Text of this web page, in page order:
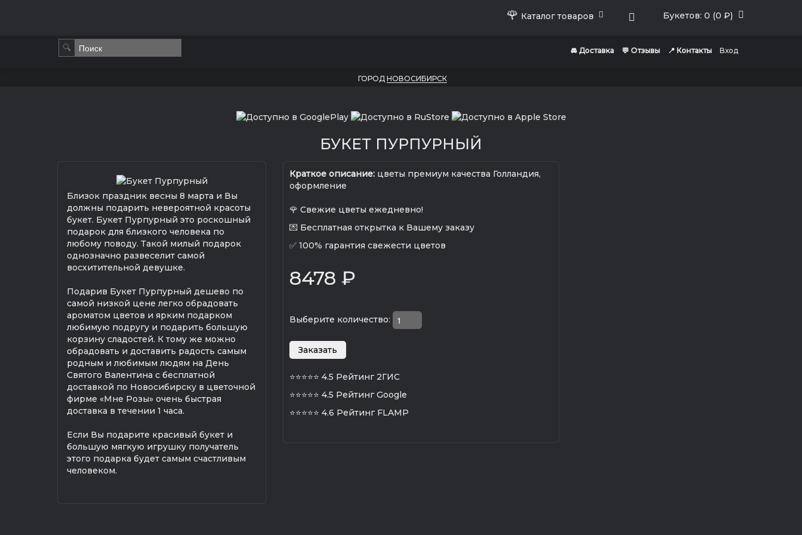
Букетов: 0 (0 ₽)
🌹 Каталог товаров
🚘 Доставка 💬 Отзывы 📍 Контакты Вход
🔍
ГОРОД НОВОСИБИРСК
БУКЕТ ПУРПУРНЫЙ
Близок праздник весны 8 марта и Вы
должны подарить невероятной красоты
букет. Букет Пурпурный это роскошный
подарок для близкого человека по
любому поводу. Такой милый подарок
однозначно развеселит самой
восхитительной девушке.
Подарив Букет Пурпурный дешево по
самой низкой цене легко обрадовать
ароматом цветов и ярким подарком
любимую подругу и подарить большую
корзину сладостей. К тому же можно
обрадовать и доставить радость самым
родным и любимым людям на День
Святого Валентина с бесплатной
доставкой по Новосибирску в цветочной
фирме «Мне Розы» очень быстрая
доставка в течении 1 часа.
Если Вы подарите красивый букет и
большую мягкую игрушку получатель
этого подарка будет самым счастливым
человеком.
Краткое описание:цветы премиум качества Голландия,
оформление
🌹 Свежие цветы ежедневно!
💌 Бесплатная открытка к Вашему заказу
✅ 100% гарантия свежести цветов
8478 ₽
Выберите количество:
⭐⭐⭐⭐⭐ 4.5 Рейтинг 2ГИС
⭐⭐⭐⭐⭐ 4.5 Рейтинг Google
⭐⭐⭐⭐⭐ 4.6 Рейтинг FLAMP